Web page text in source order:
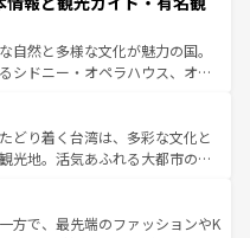
リカの各地域で異なる魅力を楽
豊かな歴史を感じることができ
リップや列車の旅も、アメリカ
るならマウイ島やカウアイ島が
ーンに輝く海をはじめ、豊かな
。「アロハスピリット」と呼ば
ードやハワイアンミュージッ
ど、すべてがハワイの魅力を彩
しい発見と感動が待っているハ
自然と多様な文化が魅力の国。
シドニー・オペラハウス、オー
そびえるウルル（エアーズロッ
原生林やケアンズの熱帯雨林な
また、カフェやワイン、オージ
実しており、サーフィンやダイ
アウトドア好きにはたまらな
どり着く台湾は、多彩な文化と
光地。活気あふれる大都市の台
ある台湾東部など、都市の喧騒
おり、訪れる人に新しい発見と
方で、最先端のファッションやK